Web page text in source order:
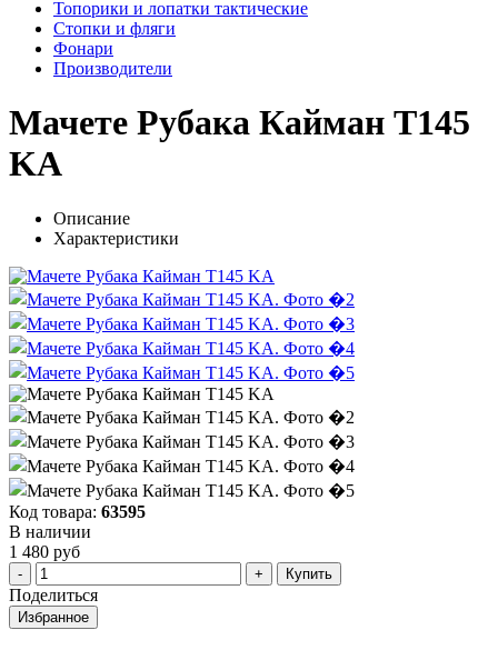
Топорики и лопатки тактические
Стопки и фляги
Фонари
Производители
Мачете Рубака Кайман T145
KA
Описание
Характеристики
Код товара: 63595
В наличии
1 480 руб
Купить
Поделиться
Избранное